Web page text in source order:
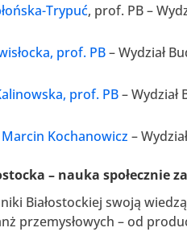
Trypuć, prof. PB –
prof. PB– Wydział
prof. PB–
Kochanowicz –
– nauka społecznie
Białostockiej swoją
przemysłowych – od